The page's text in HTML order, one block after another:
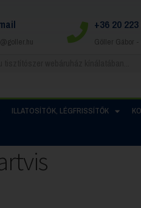
+36 20
Göller Gábor -
ILLATOSÍTÓK, LÉGFRISSÍTŐK